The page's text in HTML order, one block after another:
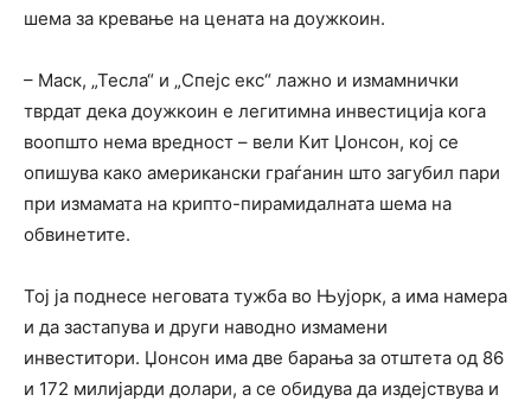
шема за кревање на цената на доужкоин.
– Маск, „Тесла“ и „Спејс екс“ лажно и измамнички
тврдат дека доужкоин е легитимна инвестиција кога
воопшто нема вредност – вели Кит Џонсон, кој се
опишува како американски граѓанин што загубил пари
при измамата на крипто-пирамидалната шема на
обвинетите.
Тој ја поднесе неговата тужба во Њујорк, а има намера
и да застапува и други наводно измамени
инвеститори. Џонсон има две барања за отштета од 86
и 172 милијарди долари, а се обидува да издејствува и